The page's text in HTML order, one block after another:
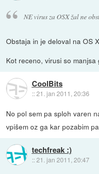
NE virus za OSX žal ne
Obstaja in je deloval na OS
Kot receno, virusi so
CoolBits
::21. jan 2011, 20:36
No pol sem pa sploh varen
vpišem oz ga kar pozabim
techfreak :)
::21. jan 2011, 20:47